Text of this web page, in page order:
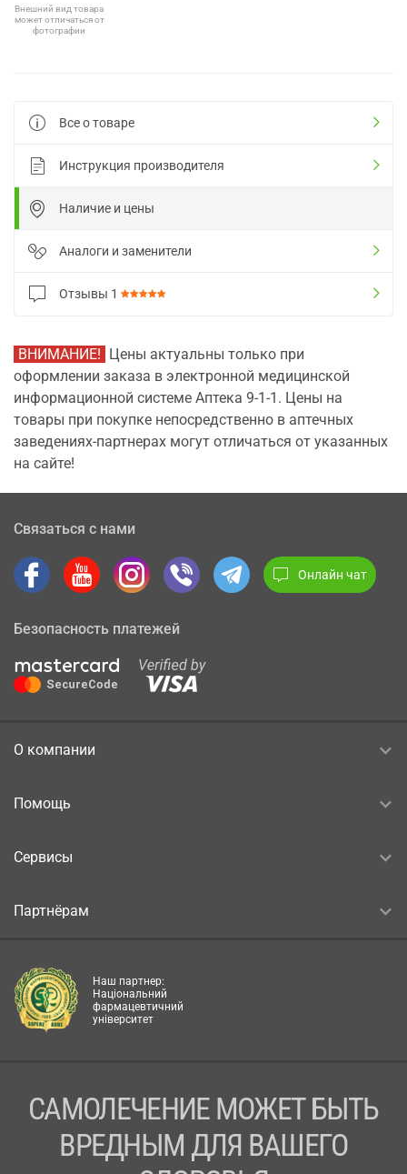
Внешний вид товара
может отличаться от
фотографии
Все о товаре
Инструкция производителя
Наличие и цены
Аналоги и заменители
Отзывы 1
ВНИМАНИЕ! Цены актуальны только при
оформлении заказа в электронной медицинской
информационной системе Аптека 9-1-1. Цены на
товары при покупке непосредственно в аптечных
заведениях-партнерах могут отличаться от указанных
на сайте!
Связаться с нами
Онлайн чат
Безопасность платежей
О компании
Помощь
Сервисы
Партнёрам
Наш партнер:
Національний
фармацевтичний
університет
САМОЛЕЧЕНИЕ МОЖЕТ БЫТЬ
ВРЕДНЫМ ДЛЯ ВАШЕГО